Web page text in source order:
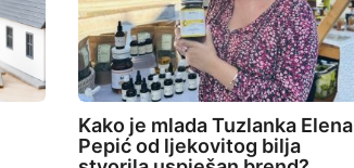
Kako je mlada Tuzlanka Elena
Pepić od ljekovitog bilja